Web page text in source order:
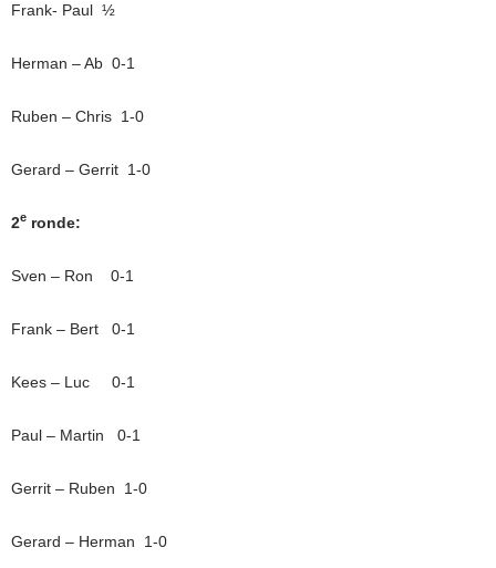
Frank- Paul ½
Herman – Ab 0-1
Ruben – Chris 1-0
Gerard – Gerrit 1-0
2e ronde:
Sven – Ron 0-1
Frank – Bert 0-1
Kees – Luc 0-1
Paul – Martin 0-1
Gerrit – Ruben 1-0
Gerard – Herman 1-0